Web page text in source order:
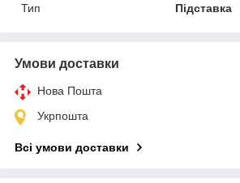
Тип
Підставка
Умови доставки
Нова Пошта
Укрпошта
Всі умови доставки